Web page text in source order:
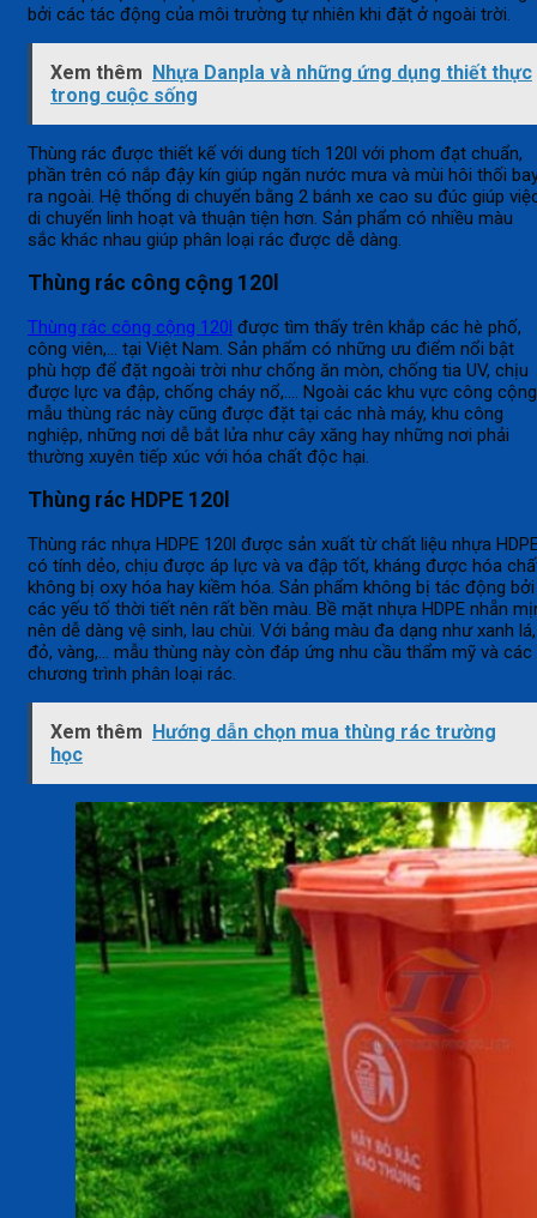
bởi các tác động của môi trường tự nhiên khi đặt ở ngoài trời.
Xem thêm Nhựa Danpla và những ứng dụng thiết thực
trong cuộc sống
Thùng rác được thiết kế với dung tích 120l với phom đạt chuẩn,
phần trên có nắp đậy kín giúp ngăn nước mưa và mùi hôi thối
ra ngoài. Hệ thống di chuyển bằng 2 bánh xe cao su đúc giúp
di chuyển linh hoạt và thuận tiện hơn. Sản phẩm có nhiều màu
sắc khác nhau giúp phân loại rác được dễ dàng.
Thùng rác công cộng 120l
Thùng rác công cộng 120l được tìm thấy trên khắp các hè phố,
công viên,… tại Việt Nam. Sản phẩm có những ưu điểm nổi bật
phù hợp để đặt ngoài trời như chống ăn mòn, chống tia UV, chịu
được lực va đập, chống cháy nổ,…. Ngoài các khu vực công
mẫu thùng rác này cũng được đặt tại các nhà máy, khu công
nghiệp, những nơi dễ bắt lửa như cây xăng hay những nơi phải
thường xuyên tiếp xúc với hóa chất độc hại.
Thùng rác HDPE 120l
Thùng rác nhựa HDPE 120l được sản xuất từ chất liệu nhựa
có tính dẻo, chịu được áp lực và va đập tốt, kháng được hóa
không bị oxy hóa hay kiềm hóa. Sản phẩm không bị tác động bởi
các yếu tố thời tiết nên rất bền màu. Bề mặt nhựa HDPE nhẵn
nên dễ dàng vệ sinh, lau chùi. Với bảng màu đa dạng như xanh lá,
đỏ, vàng,… mẫu thùng này còn đáp ứng nhu cầu thẩm mỹ và các
chương trình phân loại rác.
Xem thêm Hướng dẫn chọn mua thùng rác trường
học